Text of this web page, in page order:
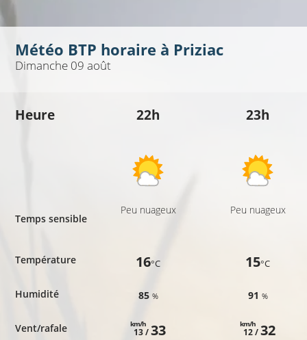
Météo BTP horaire à Priziac
Dimanche 09 août
Heure
Temps sensible
Température
Humidité
Vent/rafale
22h
Peu nuageux
16°C
85 %
13 /
km/h 33
23h
Peu nuageux
15°C
91 %
12 /
km/h 32